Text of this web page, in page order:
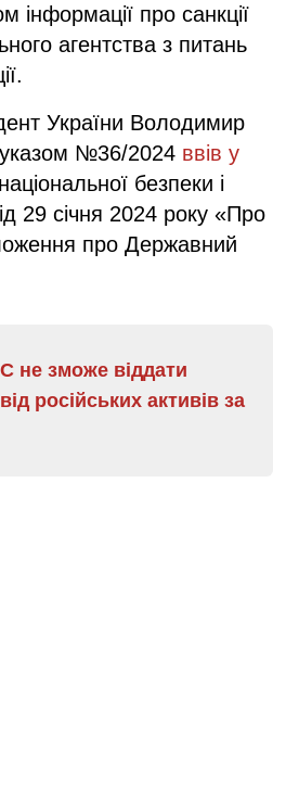
про санкції
агентства з питань
України Володимир
№36/2024 ввів у
безпеки і
29 січня 2024 року «Про
про Державний
не зможе віддати
російських активів за